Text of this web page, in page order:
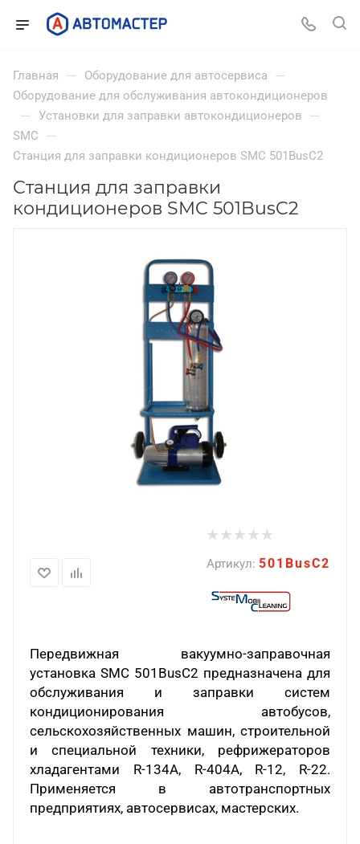
Главная — Оборудование для автосервиса —
Оборудование для обслуживания автокондиционеров
— Установки для заправки автокондиционеров —
SMC —
Станция для заправки кондиционеров SMC 501BusC2
Станция для заправки
кондиционеров SMC 501BusC2
Артикул: 501BusC2
Передвижная вакуумно-заправочная
установка SMC 501BusC2 предназначена для
обслуживания и заправки систем
кондиционирования автобусов,
сельскохозяйственных машин, строительной
и специальной техники, рефрижераторов
хладагентами R-134A, R-404A, R-12, R-22.
Применяется в автотранспортных
предприятиях, автосервисах, мастерских.